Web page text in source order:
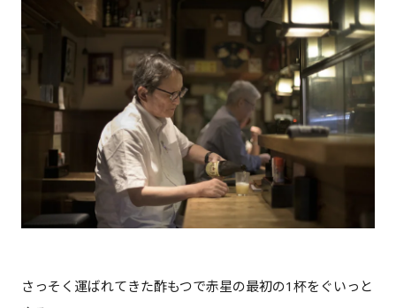
さっそく運ばれてきた酢もつで赤星の最初の1杯をぐいっと